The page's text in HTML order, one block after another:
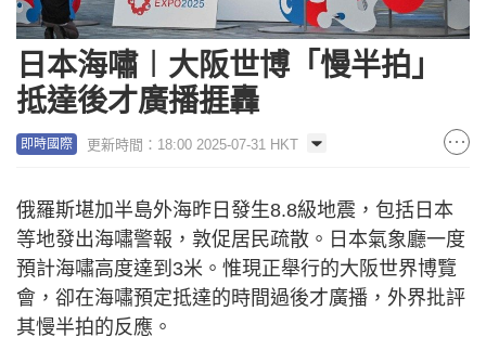
日本海嘯︱大阪世博「慢半拍」
抵達後才廣播捱轟
即時國際 更新時間：18:00 2025-07-31 HKT
俄羅斯堪加半島外海昨日發生8.8級地震，包括日本
等地發出海嘯警報，敦促居民疏散。日本氣象廳一度
預計海嘯高度達到3米。惟現正舉行的大阪世界博覽
會，卻在海嘯預定抵達的時間過後才廣播，外界批評
其慢半拍的反應。